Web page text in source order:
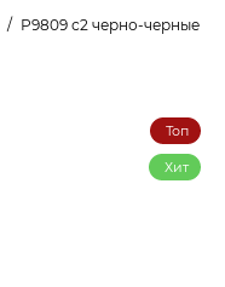
Р9809 с2 черно-черные
Топ
Хит